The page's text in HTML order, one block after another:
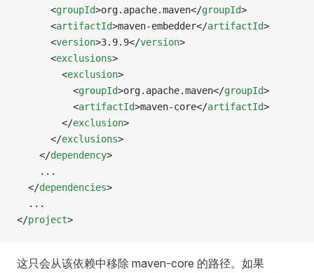
      <
groupId>org.apache.maven</groupId>
      <
artifactId>maven-embedder</artifactId>
      <
version>3.9.9</version>
      <
exclusions>
        <
exclusion>
          <
groupId>org.apache.maven</groupId>
          <
artifactId>maven-core</artifactId>
        </
exclusion>
      </
exclusions>
    </
dependency>
    ...
  </
dependencies>
  ...
</project>
这只会从该依赖中移除 maven-core 的路径。如果